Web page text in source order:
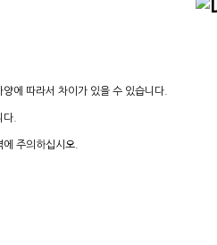
에 따라서 차이가 있을 수 있습니다.
.
주의하십시오.